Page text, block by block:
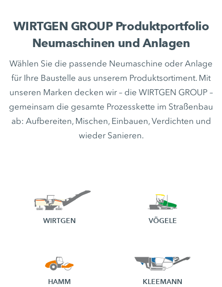
WIRTGEN GROUP Produktportfolio
Neumaschinen und Anlagen
Wählen Sie die passende Neumaschine oder Anlage
für Ihre Baustelle aus unserem Produktsortiment. Mit
unseren Marken decken wir – die WIRTGEN GROUP –
gemeinsam die gesamte Prozesskette im Straßenbau
ab: Aufbereiten, Mischen, Einbauen, Verdichten und
wieder Sanieren.
WIRTGEN VÖGELE
HAMM KLEEMANN